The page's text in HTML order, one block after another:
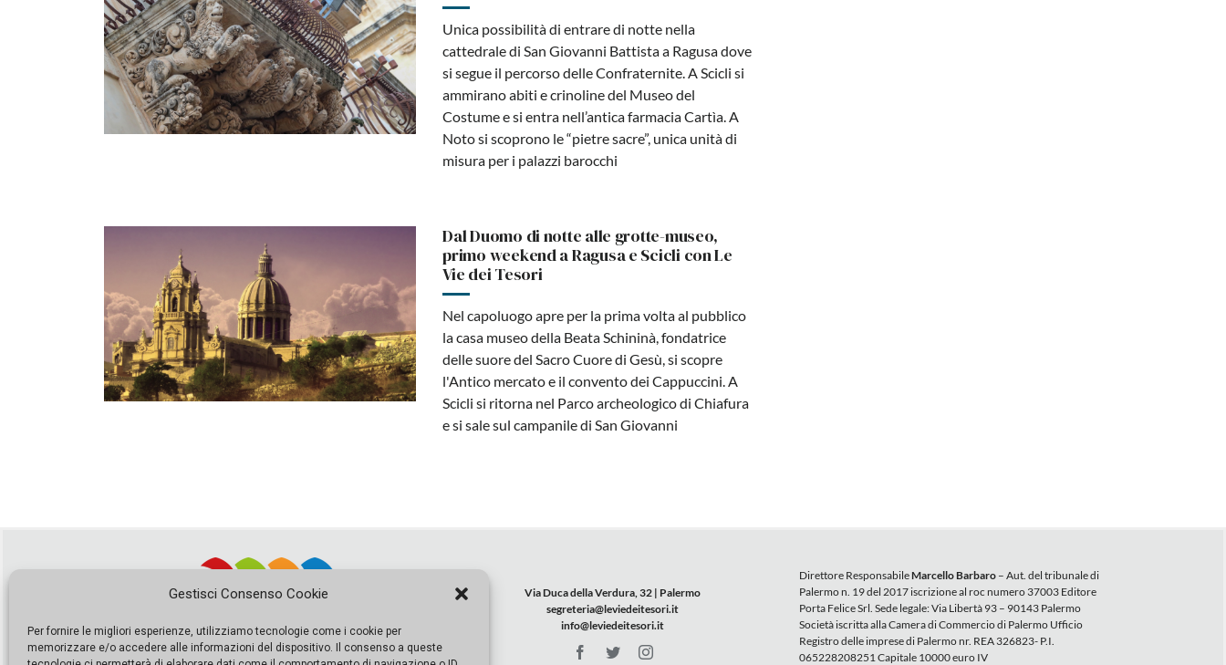
Gestisci Consenso Cookie
Per fornire le migliori esperienze, utilizziamo tecnologie come i cookie per
memorizzare e/o accedere alle informazioni del dispositivo. Il consenso a queste
Unica possibilità di entrare di notte nella
cattedrale di San Giovanni Battista a Ragusa dove
si segue il percorso delle Confraternite. A Scicli si
ammirano abiti e crinoline del Museo del
Costume e si entra nell’antica farmacia Cartìa. A
Noto si scoprono le “pietre sacre”, unica unità di
misura per i palazzi barocchi
Dal Duomo di notte alle grotte-museo,
primo weekend a Ragusa e Scicli con Le
Vie dei Tesori
Nel capoluogo apre per la prima volta al pubblico
la casa museo della Beata Schininà, fondatrice
delle suore del Sacro Cuore di Gesù, si scopre
l'Antico mercato e il convento dei Cappuccini. A
Scicli si ritorna nel Parco archeologico di Chiafura
e si sale sul campanile di San Giovanni
Via Duca della Verdura, 32 | Palermo
segreteria@leviedeitesori.it
info@leviedeitesori.it
Direttore ResponsabileMarcello Barbaro– Aut. del tribunale di
Palermo n. 19 del 2017 iscrizione al roc numero 37003 Editore
Porta Felice Srl. Sede legale: Via Libertà 93 – 90143 Palermo
Società iscritta alla Camera di Commercio di Palermo Ufficio
Registro delle imprese di Palermo nr. REA 326823- P.I.
065228208251 Capitale 10000 euro IV